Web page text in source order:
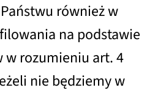
również w
na podstawie
w rozumieniu art. 4
nie będziemy w